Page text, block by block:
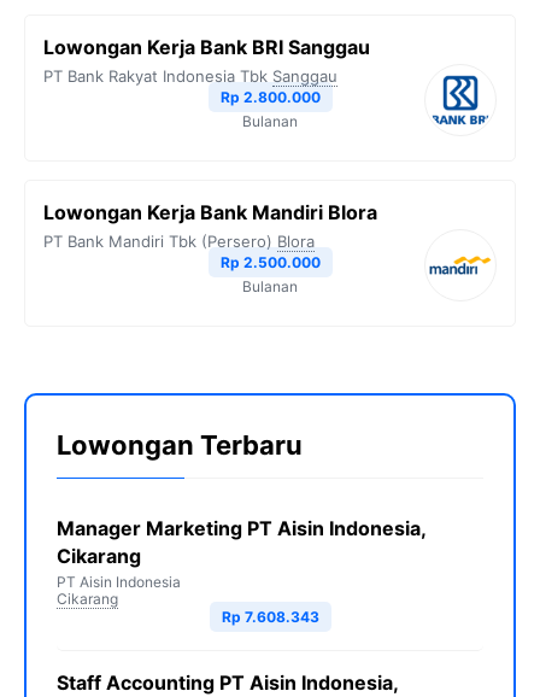
Lowongan Kerja Bank BRI Sanggau
PT Bank Rakyat Indonesia Tbk Sanggau
Rp 2.800.000
Bulanan
Lowongan Kerja Bank Mandiri Blora
PT Bank Mandiri Tbk (Persero) Blora
Rp 2.500.000
Bulanan
Lowongan Terbaru
Manager Marketing PT Aisin Indonesia,
Cikarang
PT Aisin Indonesia
Cikarang
Rp 7.608.343
Staff Accounting PT Aisin Indonesia,